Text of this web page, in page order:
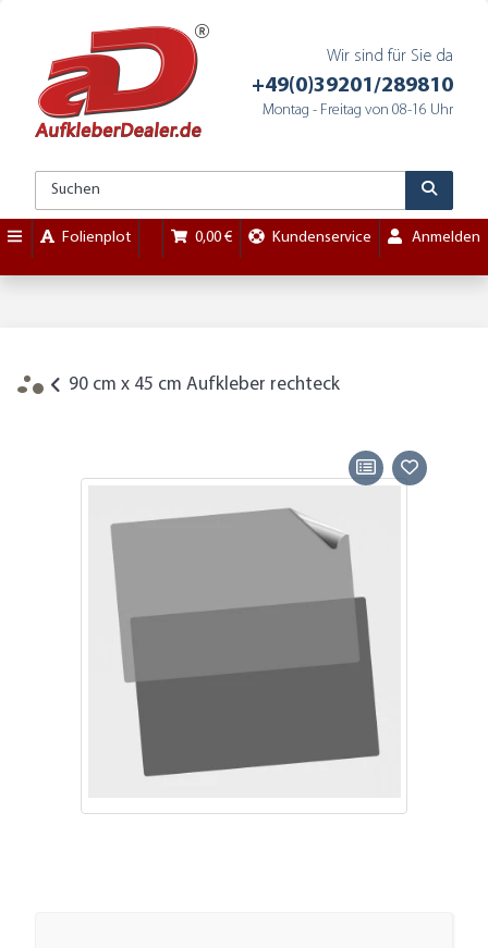
Wir sind für Sie da
+49(0)39201/289810
Montag - Freitag von 08-16 Uhr
Folienplot 0,00 € Kundenservice Anmelden
90 cm x 45 cm Aufkleber rechteck